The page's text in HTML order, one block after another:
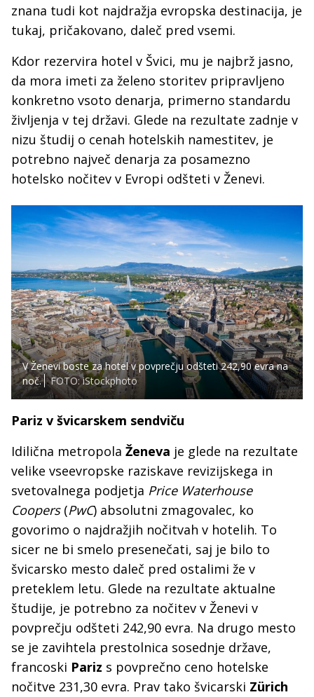
znana tudi kot najdražja evropska destinacija, je
tukaj, pričakovano, daleč pred vsemi.
Kdor rezervira hotel v Švici, mu je najbrž jasno,
da mora imeti za želeno storitev pripravljeno
konkretno vsoto denarja, primerno standardu
življenja v tej državi. Glede na rezultate zadnje v
nizu študij o cenah hotelskih namestitev, je
potrebno največ denarja za posamezno
hotelsko nočitev v Evropi odšteti v Ženevi.
V Ženevi boste za hotel v povprečju odšteti 242,90 evra na
noč.
FOTO: iStockphoto
Pariz v švicarskem sendviču
Idilična metropola Ženeva je glede na rezultate
velike vseevropske raziskave revizijskega in
svetovalnega podjetja Price Waterhouse
Coopers(PwC) absolutni zmagovalec, ko
govorimo o najdražjih nočitvah v hotelih. To
sicer ne bi smelo presenečati, saj je bilo to
švicarsko mesto daleč pred ostalimi že v
preteklem letu. Glede na rezultate aktualne
študije, je potrebno za nočitev v Ženevi v
povprečju odšteti 242,90 evra. Na drugo mesto
se je zavihtela prestolnica sosednje države,
francoski Pariz s povprečno ceno hotelske
nočitve 231,30 evra. Prav tako švicarski Zürich